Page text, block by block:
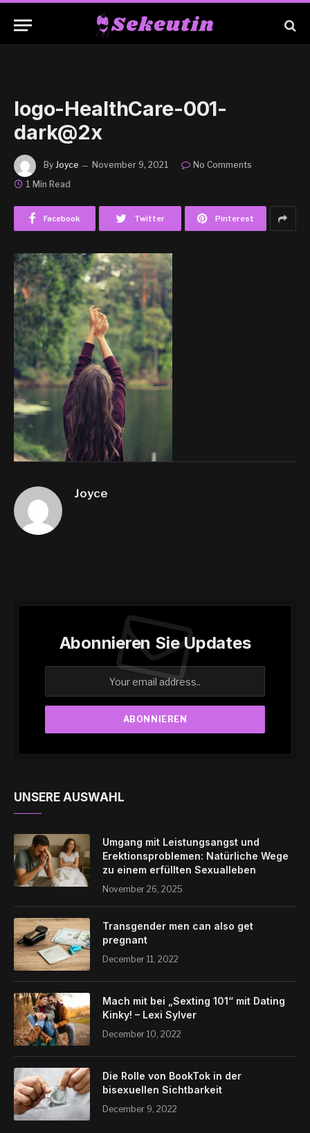
logo-HealthCare-001-
dark@2x
By Joyce November 9, 2021
No Comments
1 Min Read
Facebook Twitter Pinterest
Joyce
Abonnieren Sie Updates
UNSERE AUSWAHL
Umgang mit Leistungsangst und
Erektionsproblemen: Natürliche Wege
zu einem erfüllten Sexualleben
November 26, 2025
Transgender men can also get
pregnant
December 11, 2022
Mach mit bei „Sexting 101“ mit Dating
Kinky! – Lexi Sylver
December 10, 2022
Die Rolle von BookTok in der
bisexuellen Sichtbarkeit
December 9, 2022